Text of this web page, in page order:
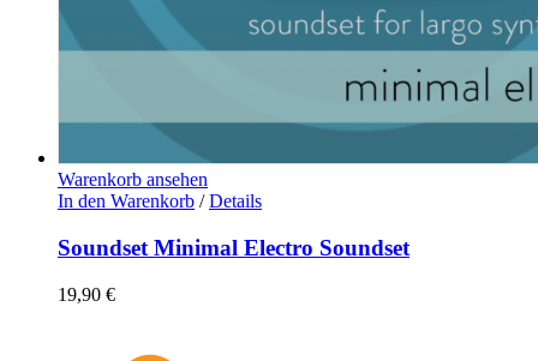
Warenkorb ansehen
In den Warenkorb / Details
Soundset Minimal Electro Soundset
19,90 €